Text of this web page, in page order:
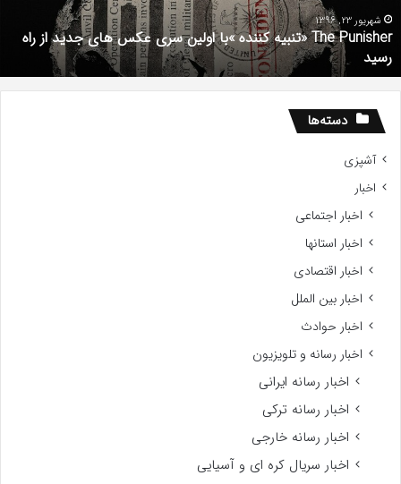
عکس
های
جدید
از
راه
رسید
شهریور 23, 1396
The Punisher «تنبیه کننده »با اولین سری عکس های جدید از راه
رسید
دسته‌ها
آشپزی
اخبار
اخبار اجتماعی
اخبار استانها
اخبار اقتصادی
اخبار بین الملل
اخبار حوادث
اخبار رسانه و تلویزیون
اخبار رسانه ایرانی
اخبار رسانه ترکی
اخبار رسانه خارجی
اخبار سریال کره ای و آسیایی